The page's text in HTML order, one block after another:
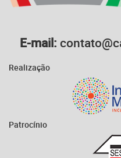
E-mail:
Realização
Patrocínio